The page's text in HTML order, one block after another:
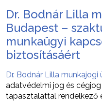
Dr. Bodnár Lilla
Budapest –
munkaügyi
biztosításáért
Dr. Bodnár Lilla
adatvédelmi jog és
tapasztalattal rendelkező